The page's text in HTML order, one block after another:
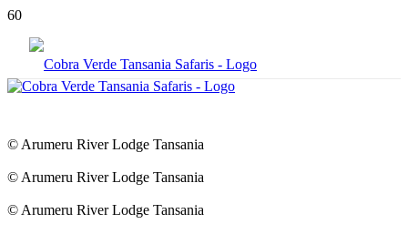
© Arumeru River Lodge Tansania
© Arumeru River Lodge Tansania
© Arumeru River Lodge Tansania